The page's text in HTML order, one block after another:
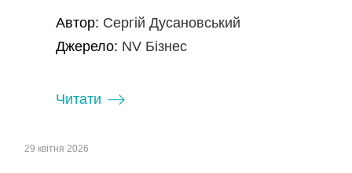
Автор: Сергій Дусановський
Джерело: NV Бізнес
Читати
29 квітня 2026